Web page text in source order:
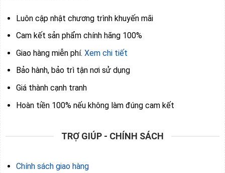
Luôn cập nhật chương trình khuyến mãi
Cam kết sản phẩm chính hãng 100%
Giao hàng miễn phí. Xem chi tiết
Bảo hành, bảo trì tận nơi sử dụng
Giá thành cạnh tranh
Hoàn tiền 100% nếu không làm đúng cam kết
TRỢ GIÚP - CHÍNH SÁCH
Chính sách giao hàng